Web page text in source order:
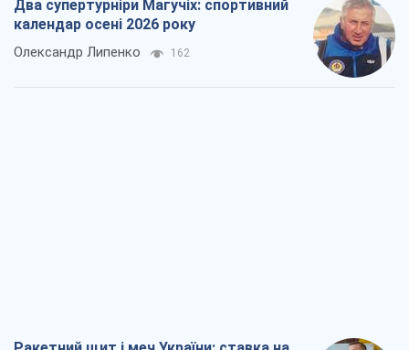
Два супертурніри Магучіх: спортивний
календар осені 2026 року
Олександр Липенко 162